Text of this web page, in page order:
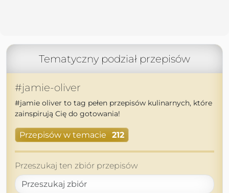
Tematyczny podział przepisów
#jamie-oliver
#jamie oliver to tag pełen przepisów kulinarnych, które
zainspirują Cię do gotowania!
Przepisów w temacie 212
Przeszukaj ten zbiór przepisów